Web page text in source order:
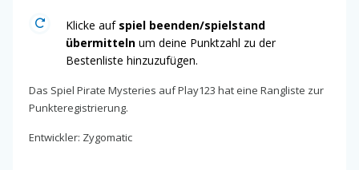
Klicke auf spiel beenden/spielstand
übermitteln um deine Punktzahl zu der
Bestenliste hinzuzufügen.
Das Spiel Pirate Mysteries auf Play123 hat eine Rangliste zur
Punkteregistrierung.
Entwickler: Zygomatic